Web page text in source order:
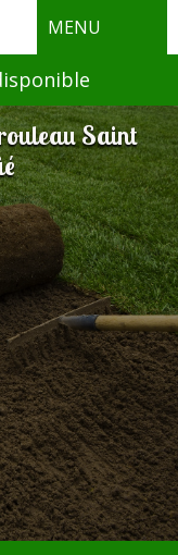
MENU
Saint